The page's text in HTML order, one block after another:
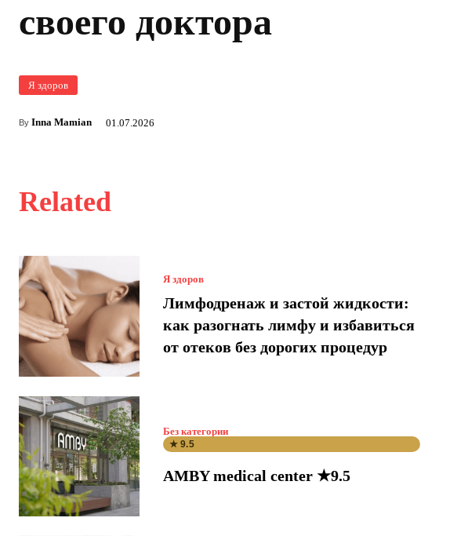
своего доктора
Я здоров
By Inna Mamian 01.07.2026
Related
Я здоров
Лимфодренаж и застой жидкости:
как разогнать лимфу и избавиться
от отеков без дорогих процедур
Без категории
★ 9.5
AMBY medical center ★9.5